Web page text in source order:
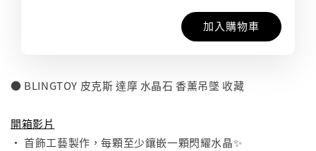
加入購物車
● BLINGTOY 皮克斯 達摩 水晶石 香薰吊墜 收藏
開箱影片
• 首飾工藝製作，每顆至少鑲嵌一顆閃耀水晶✨